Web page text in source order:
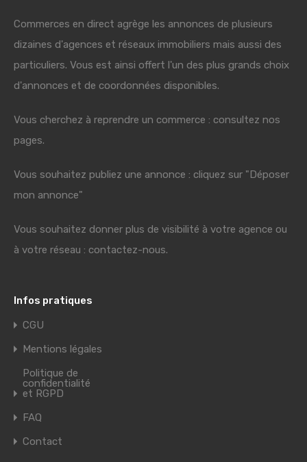
Commerces en direct agrège les annonces de plusieurs
dizaines d'agences et réseaux immobiliers mais aussi des
particuliers. Vous est ainsi offert l'un des plus grands choix
d'annonces et de coordonnées disponibles.
Vous cherchez à reprendre un commerce : consultez nos
pages.
Vous souhaitez publiez une annonce : cliquez sur "Déposer
mon annonce"
Vous souhaitez donner plus de visibilité à votre agence ou
à votre réseau : contactez-nous.
Infos pratiques
CGU
Mentions légales
Politique de
confidentialité
et RGPD
FAQ
Contact